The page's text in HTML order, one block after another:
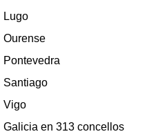
Lugo
Ourense
Pontevedra
Santiago
Vigo
Galicia en 313 concellos